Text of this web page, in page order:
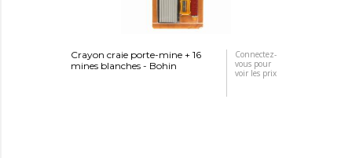
Crayon craie porte-mine + 16
mines blanches - Bohin
Connectez-
vous pour
voir les prix